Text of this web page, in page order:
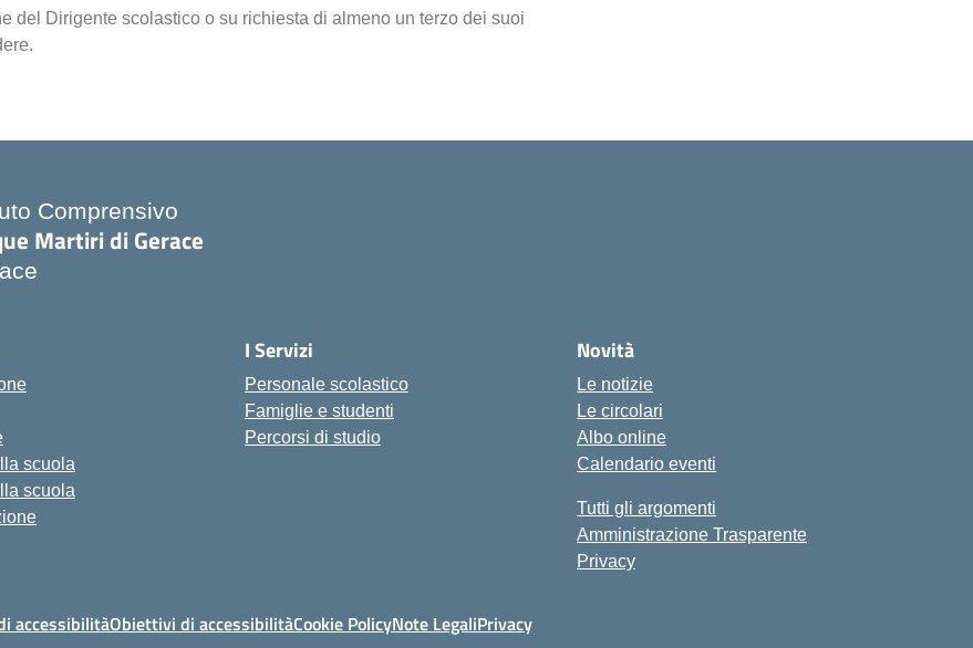
del Dirigente scolastico o su richiesta di almeno un terzo dei suoi
Comprensivo
Martiri di Gerace
scuola
scuola
I Servizi
Personale scolastico
Famiglie e studenti
Percorsi di studio
Novità
Le notizie
Le circolari
Albo online
Calendario eventi
Tutti gli argomenti
Amministrazione Trasparente
Privacy
accessibilitàObiettivi di accessibilitàCookie PolicyNote LegaliPrivacy